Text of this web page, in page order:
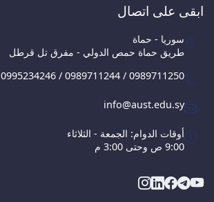
ابقى على اتصال
سوريا - حماة
طريق حماة حمص الدولي - مفرق تل قرطل
0995234246 / 0989711244 / 0989711250
info@aust.edu.sy
أوقات الدوام: الجمعة - الثلاثاء
9:00 ص وحتى 3:00 م